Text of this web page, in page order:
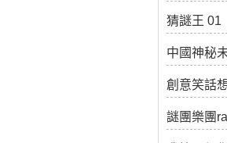
猜謎王 01
中國神秘
創意笑話
謎團樂團